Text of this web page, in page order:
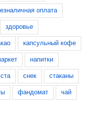
оплата
здоровье
капсульный кофе
напитки
снек стаканы
фандомат чай